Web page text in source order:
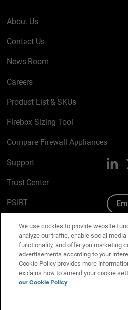
About Us
Contact Us
News Room
Careers
Product List & SKUs
Firebox Sizing Tool
Compare Firewall Appliances
Support
Trust Center
PSIRT
Cookie Policy
Privacy Policy
Media & Brand Kit
Manage Email Preferences
We use cookies to provide website
analyze our traffic, enable social media
functionality, and offer you marketing
advertisements according to your
Cookie Policy provides more
explains how to amend your cookie
our Cookie Policy